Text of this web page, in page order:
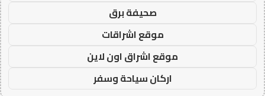
صحيفة برق
موقع اشراقات
موقع اشراق اون لاين
اركان سياحة وسفر